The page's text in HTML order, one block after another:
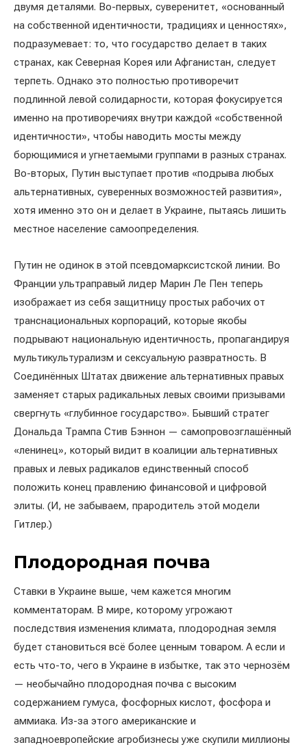
двумя деталями. Во-первых, суверенитет, «основанный
на собственной идентичности, традициях и ценностях»,
подразумевает: то, что государство делает в таких
странах, как Северная Корея или Афганистан, следует
терпеть. Однако это полностью противоречит
подлинной левой солидарности, которая фокусируется
именно на противоречиях внутри каждой «собственной
идентичности», чтобы наводить мосты между
борющимися и угнетаемыми группами в разных странах.
Во-вторых, Путин выступает против «подрыва любых
альтернативных, суверенных возможностей развития»,
хотя именно это он и делает в Украине, пытаясь лишить
местное население самоопределения.
Путин не одинок в этой псевдомарксистской линии. Во
Франции ультраправый лидер Марин Ле Пен теперь
изображает из себя защитницу простых рабочих от
транснациональных корпораций, которые якобы
подрывают национальную идентичность, пропагандируя
мультикультурализм и сексуальную развратность. В
Соединённых Штатах движение альтернативных правых
заменяет старых радикальных левых своими призывами
свергнуть «глубинное государство». Бывший стратег
Дональда Трампа Стив Бэннон — самопровозглашённый
«ленинец», который видит в коалиции альтернативных
правых и левых радикалов единственный способ
положить конец правлению финансовой и цифровой
элиты. (И, не забываем, прародитель этой модели
Гитлер.)
Плодородная почва
Ставки в Украине выше, чем кажется многим
комментаторам. В мире, которому угрожают
последствия изменения климата, плодородная земля
будет становиться всё более ценным товаром. А если и
есть что-то, чего в Украине в избытке, так это чернозём
— необычайно плодородная почва с высоким
содержанием гумуса, фосфорных кислот, фосфора и
аммиака. Из-за этого американские и
западноевропейские агробизнесы уже скупили миллионы